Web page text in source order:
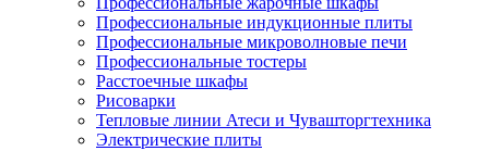
Профессиональные индукционные плиты
Профессиональные микроволновые печи
Профессиональные тостеры
Расстоечные шкафы
Рисоварки
Тепловые линии Атеси и Чувашторгтехника
Электрические плиты